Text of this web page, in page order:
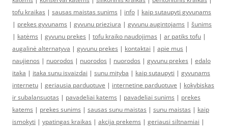
tofu kraikas | sausas maistas sunims | info | kaip sutaupyti gyvunams
| prekes gyvunams | gyvunu prieziura | gyvunu augintojams | šunims
| katėms | gyvunu prekes | tofu kraiko naudojimas | ar patiks tofu |
augalinė alternatyva | gyvunu prekes | kontaktai | apie mus |
naujienos | nuorodos | nuorodos | nuorodos | gyvunu prekes | edalo
itaka | itaka sunu isvaizdai | sunu mityba | kaip sutaupyti | gyvunams
internetu | geriausia parduotuve | internetine parduotuve | kokybiskas
ir subalansuotas | pavadeliai katems | pavadeliai sunims | prekes
katems | prekes sunims | sausas sunu maistas | sunu maistas | kaip
ismokyti | ypatingas kraikas | akcija prekems | geriausi siltnamiai |